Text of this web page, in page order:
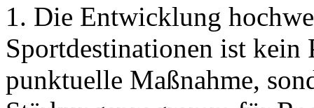
1. Die Entwicklung
Sportdestinationen ist kein
punktuelle Maßnahme,